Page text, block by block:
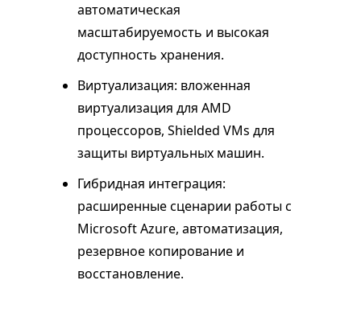
автоматическая
масштабируемость и высокая
доступность хранения.
Виртуализация: вложенная
виртуализация для AMD
процессоров, Shielded VMs для
защиты виртуальных машин.
Гибридная интеграция:
расширенные сценарии работы с
Microsoft Azure, автоматизация,
резервное копирование и
восстановление.